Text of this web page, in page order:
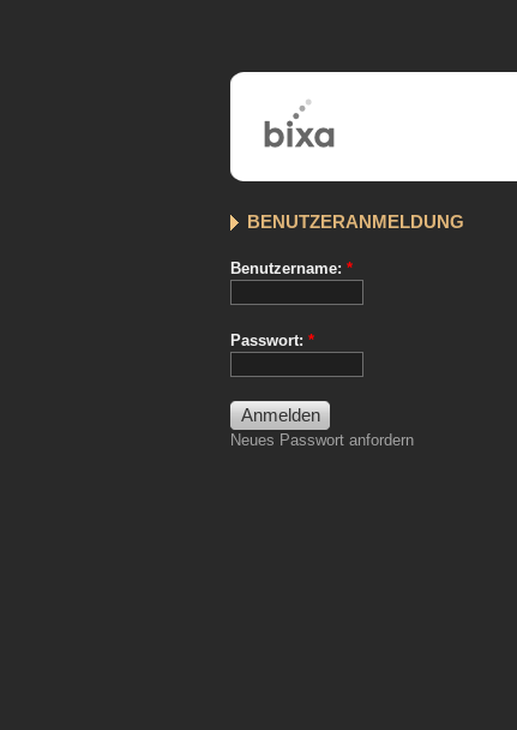
BENUTZERANMELDUNG
Benutzername: *
Passwort: *
Neues Passwort anfordern